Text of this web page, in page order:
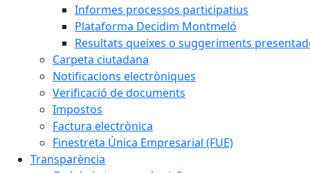
Informes processos participatius
Plataforma Decidim Montmeló
Resultats queixes o suggeriments
Carpeta ciutadana
Notificacions electròniques
Verificació de documents
Impostos
Factura electrònica
Finestreta Única Empresarial (FUE)
Transparència